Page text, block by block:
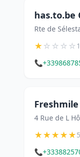
has.to.be
Rte de
★☆☆☆☆
📞
4 Rue de L
★★★★★
📞